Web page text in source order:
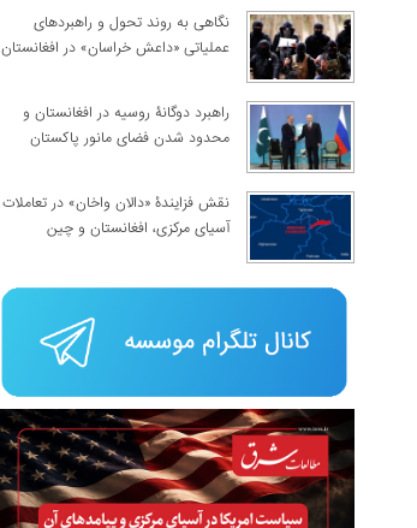
نگاهی به روند تحول و راهبردهای
عملیاتی «داعش خراسان» در افغانستان
راهبرد دوگانۀ روسیه در افغانستان و
محدود شدن فضای مانور پاکستان
نقش فزایندۀ «دالان واخان» در تعاملات
آسیای مرکزی، افغانستان و چین